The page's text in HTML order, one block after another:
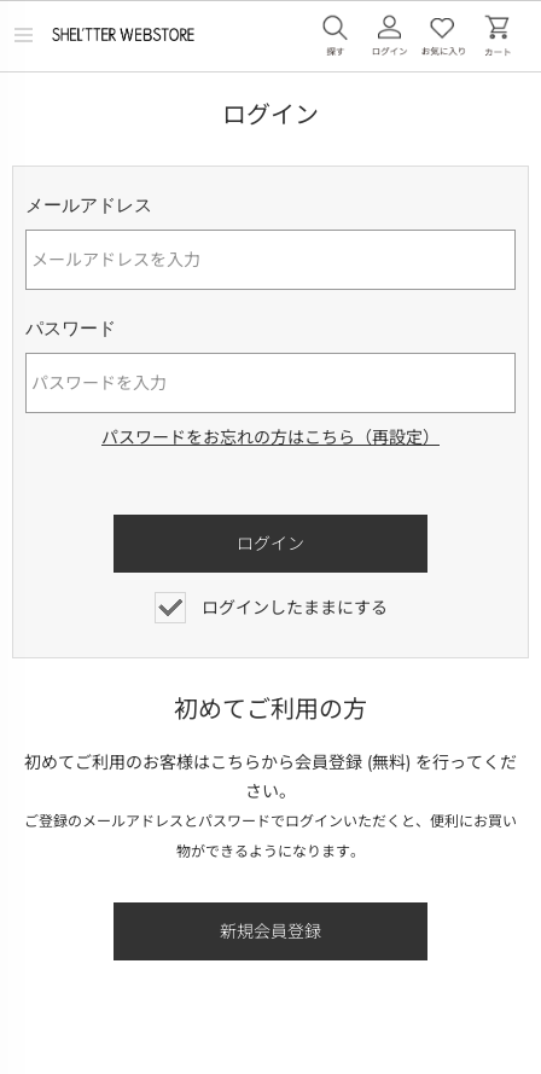
メ
ログイン
メールアドレス
パスワード
パスワードをお忘れの方はこちら（再設定）
ログインしたままにする
初めてご利用の方
初めてご利用のお客様はこちらから会員登録 (無料) を行ってくだ
さい。
ご登録のメールアドレスとパスワードでログインいただくと、便利にお買い
物ができるようになります。